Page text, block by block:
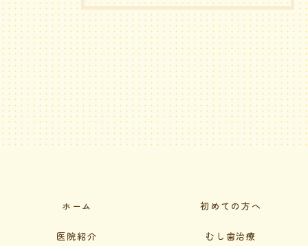
ホーム 初めての方へ
医院紹介 むし歯治療